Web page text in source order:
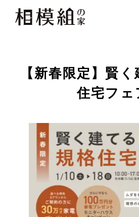
【新春限定】賢
住宅フェ